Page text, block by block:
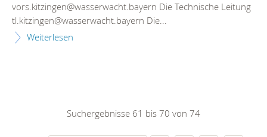
vors.kitzingen@wasserwacht.bayern Die Technische Leitung
tl.kitzingen@wasserwacht.bayern Die...
Weiterlesen
Suchergebnisse 61 bis 70 von 74